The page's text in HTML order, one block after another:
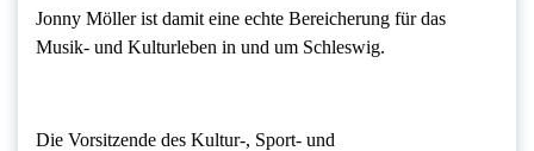
Jonny Möller ist damit eine echte Bereicherung für das
Musik- und Kulturleben in und um Schleswig.
Die Vorsitzende des Kultur-, Sport- und